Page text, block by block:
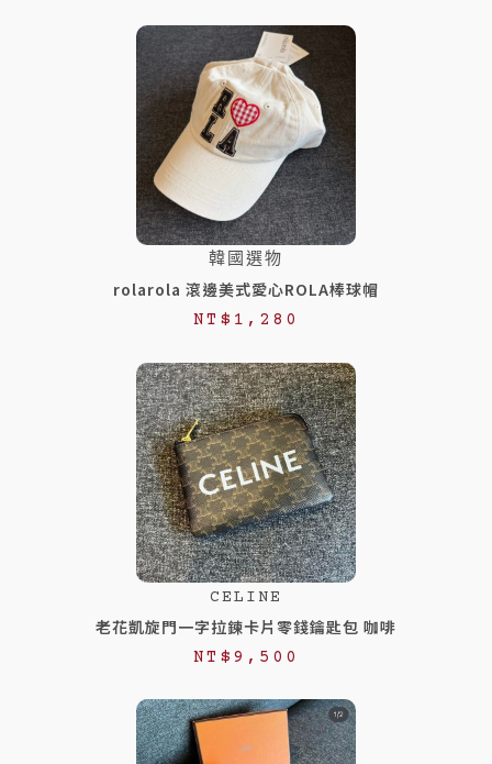
韓國選物
rolarola 滾邊美式愛心ROLA棒球帽
NT$ 1,280
CELINE
老花凱旋門一字拉鍊卡片零錢鑰匙包 咖啡
NT$ 9,500